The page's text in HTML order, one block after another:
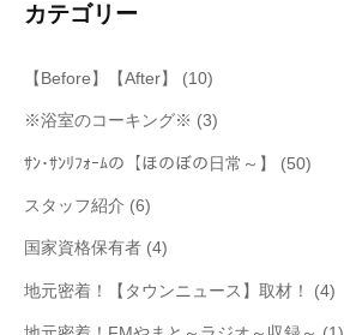
カテゴリー
【Before】【After】 (10)
※浴室のコーキング※ (3)
ｻﾝ･ｻﾝﾘﾌｫｰﾑの【ほのぼの日常～】 (50)
スタッフ紹介 (6)
国家資格保有者 (4)
地元密着！【タウンニュース】取材！ (4)